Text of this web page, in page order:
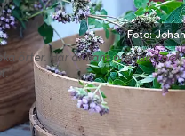
örter. Här är hans oregano och
Foto: